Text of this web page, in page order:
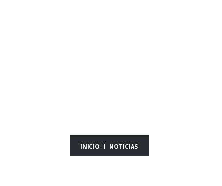
INICIO NOTICIAS